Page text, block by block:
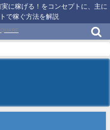
に稼げる！をコンセプトに、主に
で稼ぐ方法を解説